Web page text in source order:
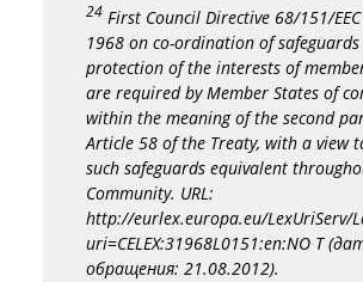
24 First Council Directive 68/151/
1968 on co-ordination of
protection of the interests of
are required by Member States of
within the meaning of the second
Article 58 of the Treaty, with a view
such safeguards equivalent
Community. URL:
http://eurlex.europa.eu/LexUriServ/
uri=CELEX:31968L0151:en:NO T
обращения: 21.08.2012).